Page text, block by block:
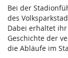
Bei der
des
Dabei erhaltet
Geschichte der
die Abläufe im